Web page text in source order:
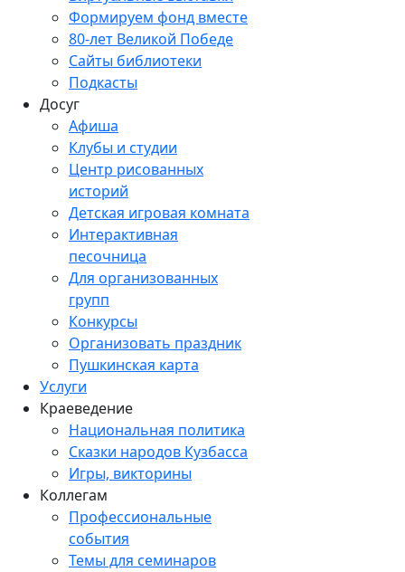
Формируем фонд вместе
80-лет Великой Победе
Сайты библиотеки
Подкасты
Досуг
Афиша
Клубы и студии
Центр рисованных
историй
Детская игровая комната
Интерактивная
песочница
Для организованных
групп
Конкурсы
Организовать праздник
Пушкинская карта
Услуги
Краеведение
Национальная политика
Сказки народов Кузбасса
Игры, викторины
Коллегам
Профессиональные
события
Темы для семинаров